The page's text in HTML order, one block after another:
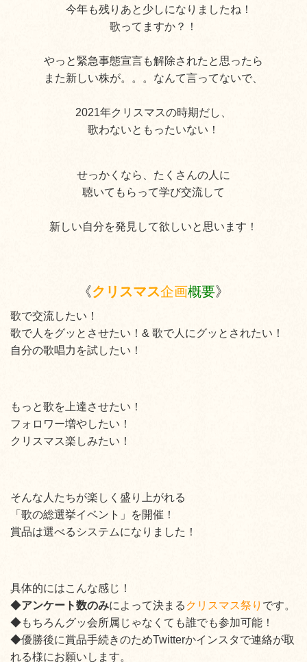
今年も残りあと少しになりましたね！
歌ってますか？！
やっと緊急事態宣言も解除されたと思ったら
また新しい株が。。。なんて言ってないで、
2021年クリスマスの時期だし、
歌わないともったいない！
せっかくなら、たくさんの人に
聴いてもらって学び交流して
新しい自分を発見して欲しいと思います！
《クリスマス企画概要》
歌で交流したい！
歌で人をグッとさせたい！& 歌で人にグッとされたい！
自分の歌唱力を試したい！
もっと歌を上達させたい！
フォロワー増やしたい！
クリスマス楽しみたい！
そんな人たちが楽しく盛り上がれる
「歌の総選挙イベント」を開催！
賞品は選べるシステムになりました！
具体的にはこんな感じ！
◆アンケート数のみによって決まる クリスマス祭り です。
◆もちろんグッ会所属じゃなくても誰でも参加可能！
◆優勝後に賞品手続きのためTwitterかインスタで連絡が取
れる様にお願いします。